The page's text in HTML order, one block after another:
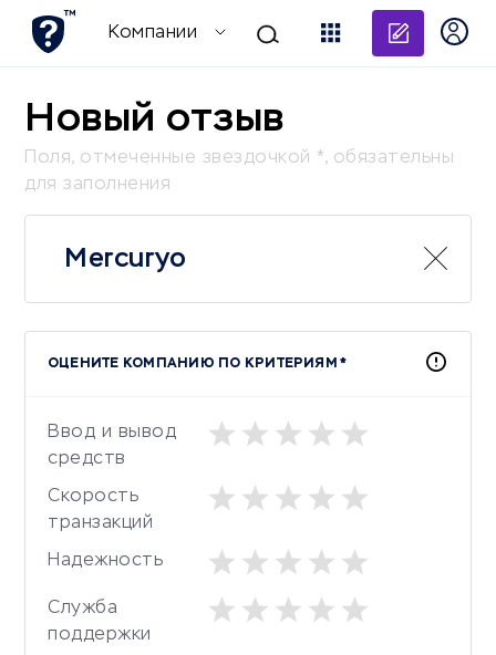
Компании
Новый отзыв
Поля, отмеченные звездочкой *, обязательны
для заполнения
Mercuryo
ОЦЕНИТЕ КОМПАНИЮ ПО КРИТЕРИЯМ *
Ввод и вывод
средств
Скорость
транзакций
Надежность
Служба
поддержки